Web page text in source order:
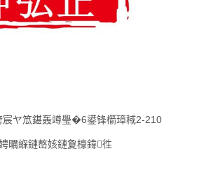
宸ヤ笟鍖轰竴璺�6鍙锋櫤璋稢2-210
曞緥鏈嶅姟鏈夐檺鍏徃